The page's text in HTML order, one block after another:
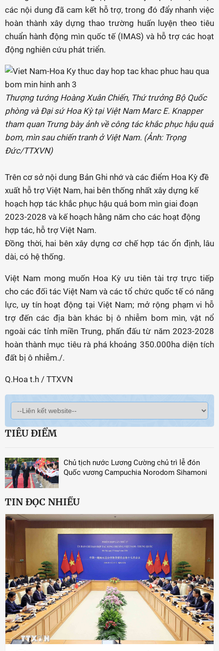
các nội dung đã cam kết hỗ trợ, trong đó đẩy nhanh việc
hoàn thành xây dựng thao trường huấn luyện theo tiêu
chuẩn hành động mìn quốc tế (IMAS) và hỗ trợ các hoạt
động nghiên cứu phát triển.
Thượng tướng Hoàng Xuân Chiến, Thứ trưởng Bộ Quốc
phòng và Đại sứ Hoa Kỳ tại Việt Nam Marc E. Knapper
tham quan Trưng bày ảnh về công tác khắc phục hậu quả
bom, mìn sau chiến tranh ở Việt Nam. (Ảnh: Trọng
Đức/TTXVN)
Trên cơ sở nội dung Bản Ghi nhớ và các điểm Hoa Kỳ đề
xuất hỗ trợ Việt Nam, hai bên thống nhất xây dựng kế
hoạch hợp tác khắc phục hậu quả bom mìn giai đoạn
2023-2028 và kế hoạch hằng năm cho các hoạt động
hợp tác, hỗ trợ Việt Nam.
Đồng thời, hai bên xây dựng cơ chế hợp tác ổn định, lâu
dài, có hệ thống.
Việt Nam mong muốn Hoa Kỳ ưu tiên tài trợ trực tiếp
cho các đối tác Việt Nam và các tổ chức quốc tế có năng
lực, uy tín hoạt động tại Việt Nam; mở rộng phạm vi hỗ
trợ đến các địa bàn khác bị ô nhiễm bom mìn, vật nổ
ngoài các tỉnh miền Trung, phấn đấu từ năm 2023-2028
hoàn thành mục tiêu rà phá khoảng 350.000ha diện tích
đất bị ô nhiễm./.
Q.Hoa t.h / TTXVN
TIÊU ĐIỂM
Chủ tịch nước Lương Cường chủ trì lễ đón
Quốc vương Campuchia Norodom Sihamoni
TIN ĐỌC NHIỀU